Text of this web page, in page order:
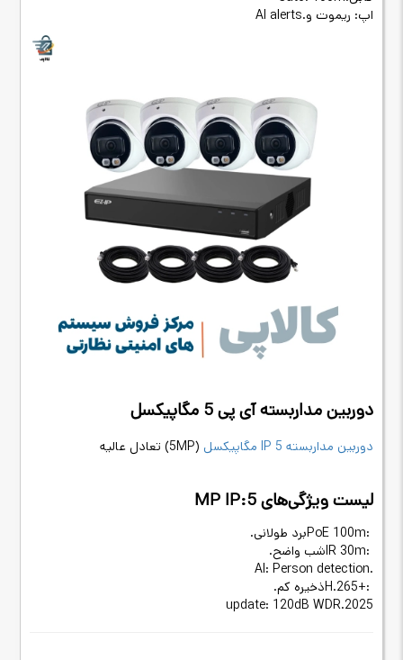
اپ: ریموت وAI alerts.
دوربین مداربسته آی پی 5 مگاپیکسل
دوربین مداربستهIP 5 مگاپیکسل (5MP) تعادل عالیه
لیست ویژگی‌های 5 MP IP:
PoE 100m:برد طولانی.
IR 30m:شب واضح.
AI: Person detection.
H.265+:ذخیره کم.
2025
update: 120dB WDR.